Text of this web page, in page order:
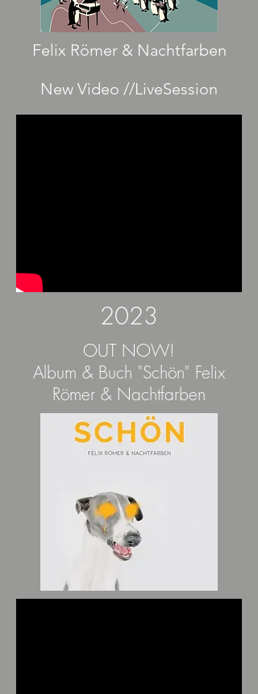
Felix Römer & Nachtfarben
New Video //LiveSession
2023
OUT NOW!
Album & Buch "Schön" Felix
Römer & Nachtfarben